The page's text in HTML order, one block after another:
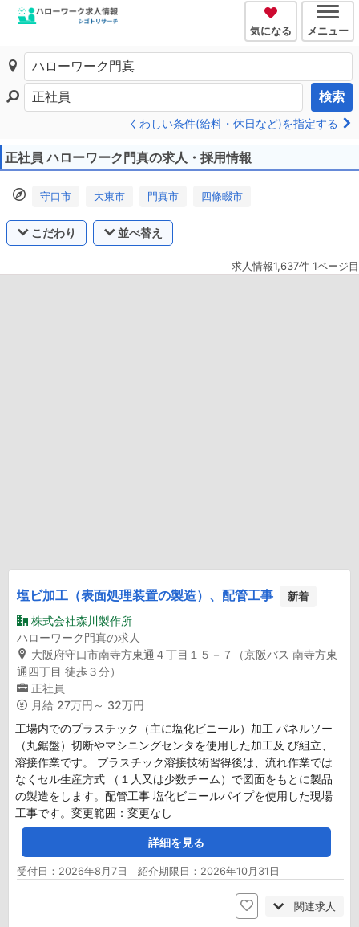
気になる メニュー
検索
くわしい条件(給料・休日など)を指定する
正社員 ハローワーク門真の求人・採用情報
守口市 大東市 門真市 四條畷市
こだわり 並べ替え
求人情報1,637件 1ページ目
塩ビ加工（表面処理装置の製造）、配管工事 新着
株式会社森川製作所
ハローワーク門真の求人
大阪府守口市南寺方東通４丁目１５－７（京阪バス 南寺方東
通四丁目 徒歩３分）
正社員
月給 27万円～ 32万円
工場内でのプラスチック（主に塩化ビニール）加工 パネルソー
（丸鋸盤）切断やマシニングセンタを使用した加工及 び組立、
溶接作業です。 プラスチック溶接技術習得後は、流れ作業では
なくセル生産方式 （１人又は少数チーム）で図面をもとに製品
の製造をします。配管工事 塩化ビニールパイプを使用した現場
工事です。変更範囲：変更なし
詳細を見る
受付日：2026年8月7日 紹介期限日：2026年10月31日
関連求人